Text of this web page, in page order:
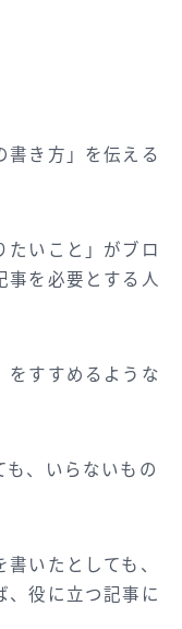
書き方」を伝える
たいこと」がブロ
事を必要とする人
をすすめるような
も、いらないもの
いたとしても、
、役に立つ記事に